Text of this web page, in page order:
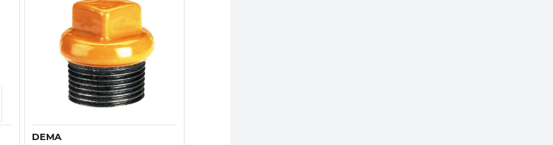
Vista rápida
DEMA